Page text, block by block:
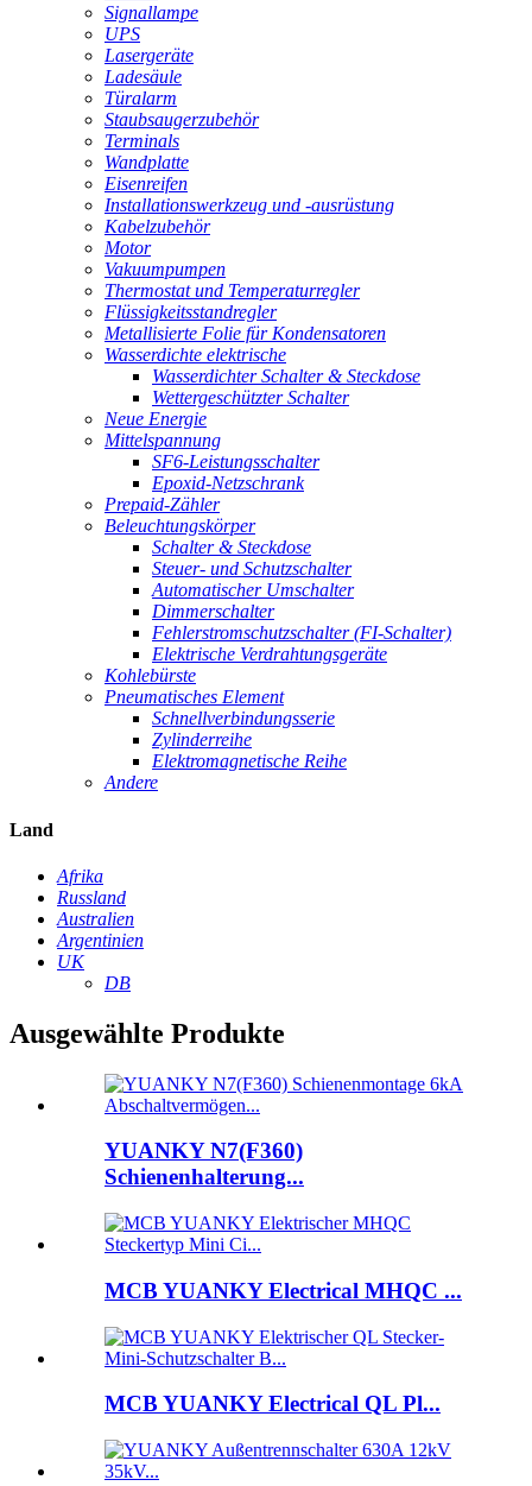
Signallampe
UPS
Lasergeräte
Ladesäule
Türalarm
Staubsaugerzubehör
Terminals
Wandplatte
Eisenreifen
Installationswerkzeug und -ausrüstung
Kabelzubehör
Motor
Vakuumpumpen
Thermostat und Temperaturregler
Flüssigkeitsstandregler
Metallisierte Folie für Kondensatoren
Wasserdichte elektrische
Wasserdichter Schalter & Steckdose
Wettergeschützter Schalter
Neue Energie
Mittelspannung
SF6-Leistungsschalter
Epoxid-Netzschrank
Prepaid-Zähler
Beleuchtungskörper
Schalter & Steckdose
Steuer- und Schutzschalter
Automatischer Umschalter
Dimmerschalter
Fehlerstromschutzschalter (FI-Schalter)
Elektrische Verdrahtungsgeräte
Kohlebürste
Pneumatisches Element
Schnellverbindungsserie
Zylinderreihe
Elektromagnetische Reihe
Andere
Land
Afrika
Russland
Australien
Argentinien
UK
DB
Ausgewählte Produkte
YUANKY N7(F360)
Schienenhalterung...
MCB YUANKY Electrical MHQC ...
MCB YUANKY Electrical QL Pl...